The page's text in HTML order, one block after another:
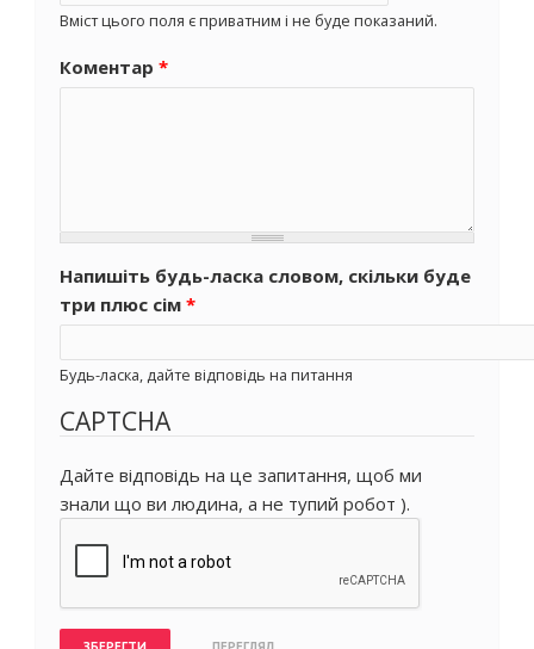
Вміст цього поля є приватним і не буде показаний.
Коментар *
Напишіть будь-ласка словом, скільки буде
три плюс сім *
Будь-ласка, дайте відповідь на питання
CAPTCHA
Дайте відповідь на це запитання, щоб ми
знали що ви людина, а не тупий робот ).